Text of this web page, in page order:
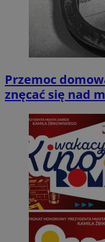
Przemoc
znęcać się nad